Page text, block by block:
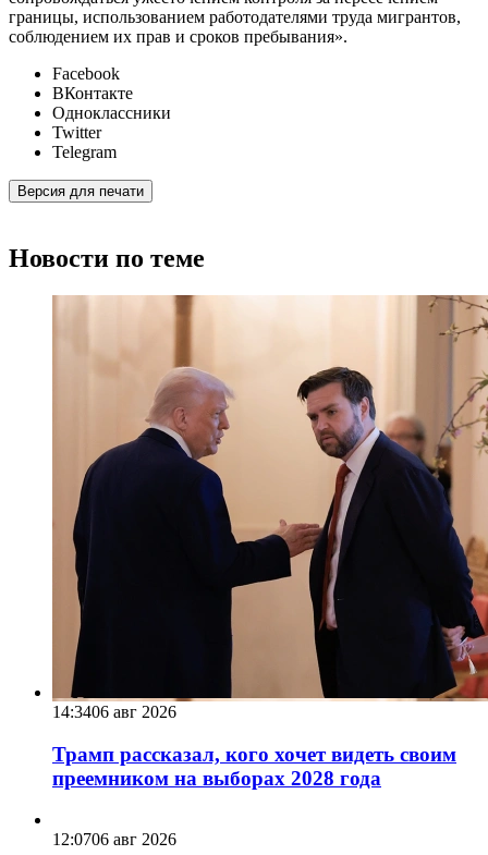
границы, использованием работодателями труда мигрантов,
соблюдением их прав и сроков пребывания».
Facebook
ВКонтакте
Одноклассники
Twitter
Telegram
Версия для печати
Новости по теме
14:3406 авг 2026
Трамп рассказал, кого хочет видеть своим
преемником на выборах 2028 года
12:0706 авг 2026